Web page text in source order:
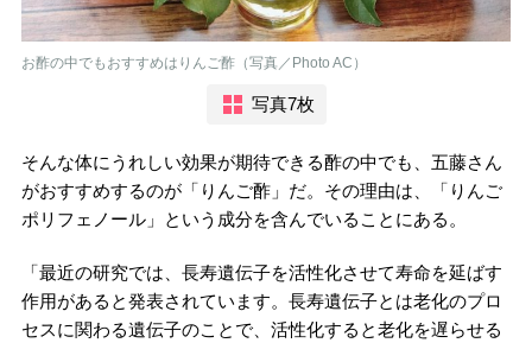
お酢の中でもおすすめはりんご酢（写真／Photo AC）
写真7枚
そんな体にうれしい効果が期待できる酢の中でも、五藤さん
がおすすめするのが「りんご酢」だ。その理由は、「りんご
ポリフェノール」という成分を含んでいることにある。
「最近の研究では、長寿遺伝子を活性化させて寿命を延ばす
作用があると発表されています。長寿遺伝子とは老化のプロ
セスに関わる遺伝子のことで、活性化すると老化を遅らせる